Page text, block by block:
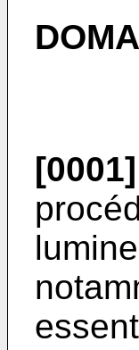
[0001]